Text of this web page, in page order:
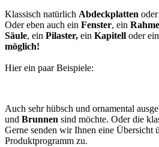
Klassisch natürlich Abdeckplatten
Oder eben auch ein Fenster, ein
Säule, ein Pilaster, ein Kapitell oder ein
möglich!
Hier ein paar Beispiele:
Auch sehr hübsch und ornamental
und Brunnen sind möchte. Oder die
Gerne senden wir Ihnen eine Übersicht
Produktprogramm zu.